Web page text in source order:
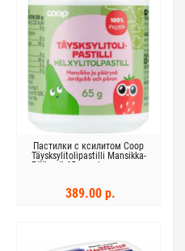
Пастилки с ксилитом Coop
Täysksylitolipastilli Mansikka-
Päärynä 65г клубника-груша
389.00 р.